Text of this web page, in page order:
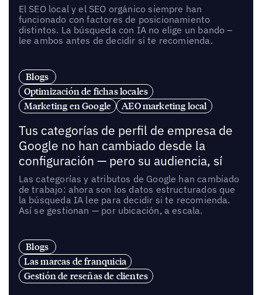
El SEO local y el SEO orgánico siempre han
funcionado con factores de posicionamiento
distintos. La búsqueda con IA no elige un bando –
lee ambos antes de decidir si te recomienda.
Blogs
Optimización de fichas locales
Marketing en Google
AEO marketing local
Tus categorías de perfil de empresa de
Google no han cambiado desde la
configuración — pero su audiencia, sí
Las categorías y atributos de Google han cambiado
de trabajo: ahora son los datos estructurados que
la búsqueda IA lee para decidir si te recomienda.
Así se gestionan — por ubicación, a escala.
Blogs
Las marcas de franquicia
Gestión de reseñas de clientes